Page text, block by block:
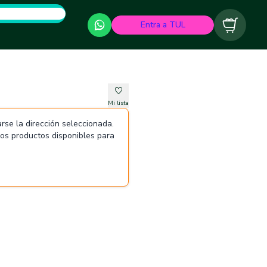
Entra a TUL Carrito
Mi lista
la dirección seleccionada.
productos disponibles para